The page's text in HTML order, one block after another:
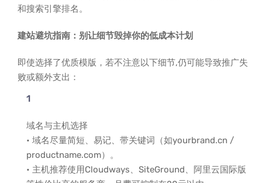
和搜索引擎排名。
建站避坑指南：别让细节毁掉你的低成本计划
即使选择了优质模版，若不注意以下细节,仍可能导致推广失
败或额外支出：
域名与主机选择
• 域名尽量简短、易记、带关键词（如yourbrand.cn /
productname.com）。
• 主机推荐使用Cloudways、SiteGround、阿里云国际版